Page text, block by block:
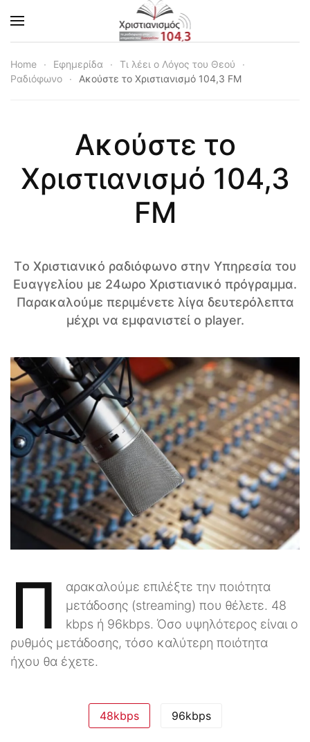
Skip to main content
Home Εφημερίδα
Τι λέει ο Λόγος του Θεού
Ραδιόφωνο
Ακούστε το Χριστιανισμό 104,3 FM
Ακούστε το
Χριστιανισμό 104,3
FM
Tο Χριστιανικό ραδιόφωνο στην Υπηρεσία του
Ευαγγελίου με 24ωρο Χριστιανικό πρόγραμμα.
Παρακαλούμε περιμένετε λίγα δευτερόλεπτα
μέχρι να εμφανιστεί ο player.
Π
αρακαλούμε επιλέξτε την ποιότητα
μετάδοσης (streaming) που θέλετε. 48
kbps ή 96kbps. Όσο υψηλότερος είναι ο
ρυθμός μετάδοσης, τόσο καλύτερη ποιότητα
ήχου θα έχετε.
48kbps 96kbps